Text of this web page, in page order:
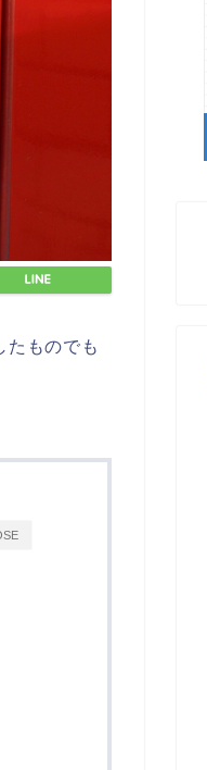
たものでも